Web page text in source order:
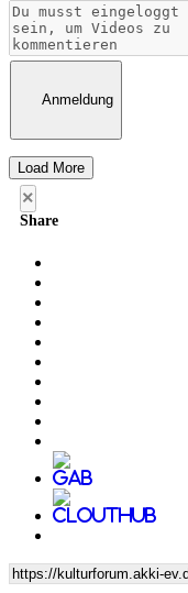
Anmeldung
Load More
×
Share